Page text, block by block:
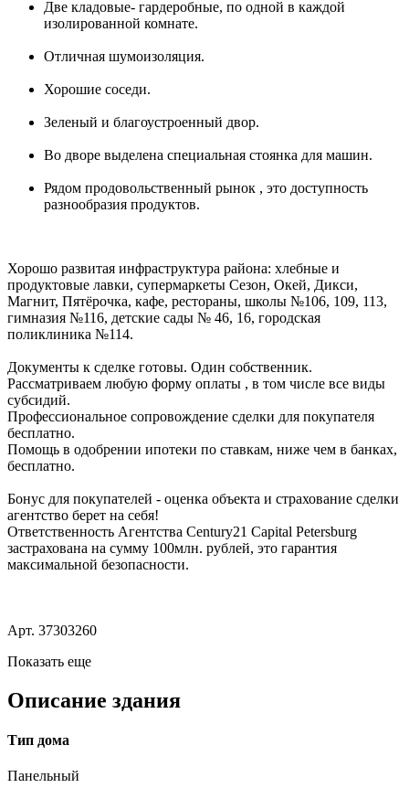
Две кладовые- гардеробные, по одной в каждой
изолированной комнате.
Отличная шумоизоляция.
Хорошие соседи.
Зеленый и благоустроенный двор.
Во дворе выделена специальная стоянка для машин.
Рядом продовольственный рынок , это доступность
разнообразия продуктов.
Хорошо развитая инфраструктура района: хлебные и
продуктовые лавки, супермаркеты Сезон, Окей, Дикси,
Магнит, Пятёрочка, кафе, рестораны, школы №106, 109, 113,
гимназия №116, детские сады № 46, 16, городская
поликлиника №114.
Документы к сделке готовы. Один собственник.
Рассматриваем любую форму оплаты , в том числе все виды
субсидий.
Профессиональное сопровождение сделки для покупателя
бесплатно.
Помощь в одобрении ипотеки по ставкам, ниже чем в банках,
бесплатно.
Бонус для покупателей - оценка объекта и страхование сделки
агентство берет на себя!
Ответственность Агентства Century21 Capital Petersburg
застрахована на сумму 100млн. рублей, это гарантия
максимальной безопасности.
Арт. 37303260
Показать еще
Описание здания
Тип дома
Панельный